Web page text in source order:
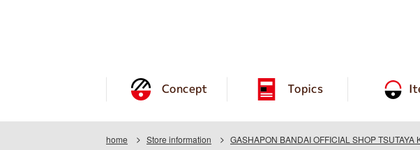
Concept Topics
home Store information GASHAPON BANDAI OFFICIAL SHOP TSUTAYA